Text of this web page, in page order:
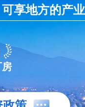
享地方的产
房